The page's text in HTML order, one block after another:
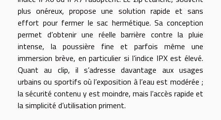
plus onéreux, propose une solution rapide et sans
effort pour fermer le sac hermétique. Sa conception
permet d’obtenir une réelle barrière contre la pluie
intense, la poussière fine et parfois même une
immersion brève, en particulier si l’indice IPX est élevé.
Quant au clip, il s’adresse davantage aux usages
urbains ou sportifs où l’exposition à l’eau est modérée ;
la sécurité contenu y est moindre, mais l’accès rapide et
la simplicité d’utilisation priment.